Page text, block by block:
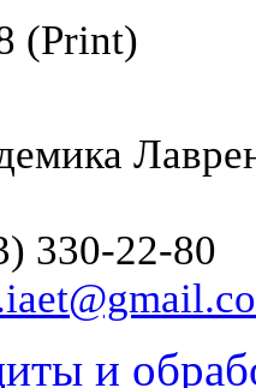
(Print)
330-22-80
и